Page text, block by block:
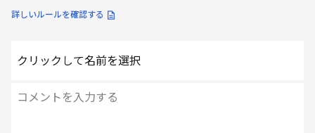
詳しいルールを確認する
クリックして名前を選択